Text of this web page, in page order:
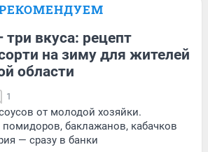
вкуса: рецепт
на зиму для жителей
области
1
от молодой хозяйки.
баклажанов, кабачков
— сразу в банки